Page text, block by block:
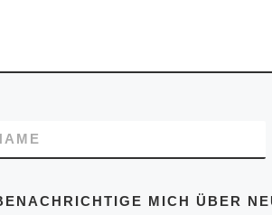
MICH ÜBER